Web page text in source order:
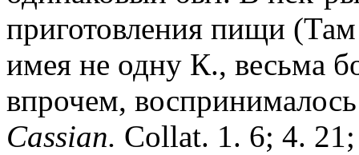
приготовления пищи
имея не одну К., весьма
впрочем,
Cassian. Collat. 1. 6; 4.